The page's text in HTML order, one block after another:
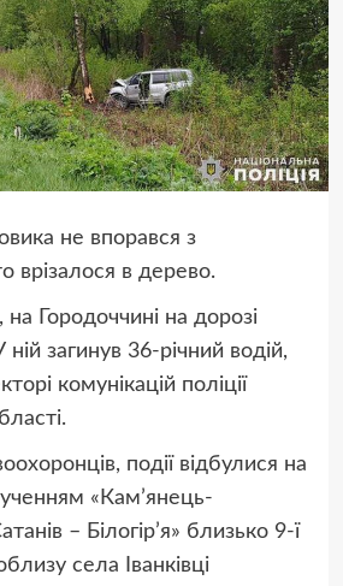
не впорався з
врізалося в дерево.
на Городоччині на дорозі
ній загинув 36-річний водій,
комунікацій поліції
події відбулися на
«Кам’янець-
– Білогір’я» близько 9-ї
села Іванківці